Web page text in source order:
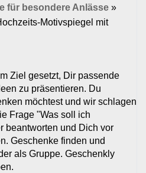
für besondere Anlässe »
Motivspiegel mit
Ziel gesetzt, Dir passende
zu präsentieren. Du
möchtest und wir schlagen
Frage "Was soll ich
beantworten und Dich vor
Geschenke finden und
als Gruppe. Geschenkly